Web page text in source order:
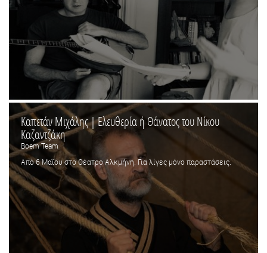
Καπετάν Μιχάλης | Ελευθερία ή Θάνατος του Νίκου
Καζαντζάκη
Boem Team
Από 6 Μαΐου στο Θέατρο Αλκμήνη. Για λίγες μόνο παραστάσεις.